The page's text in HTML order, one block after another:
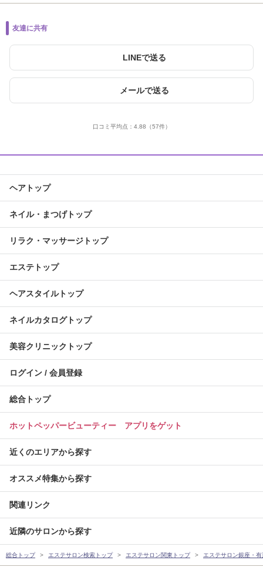
友達に共有
LINEで送る
メールで送る
口コミ平均点： 4.88 （57件）
ヘアトップ
ネイル・まつげトップ
リラク・マッサージトップ
エステトップ
ヘアスタイルトップ
ネイルカタログトップ
美容クリニックトップ
ログイン / 会員登録
総合トップ
ホットペッパービューティー アプリをゲット
近くのエリアから探す
オススメ特集から探す
関連リンク
近隣のサロンから探す
総合トップ エステサロン検索トップ エステサロン関東トップ エステサロン銀座・